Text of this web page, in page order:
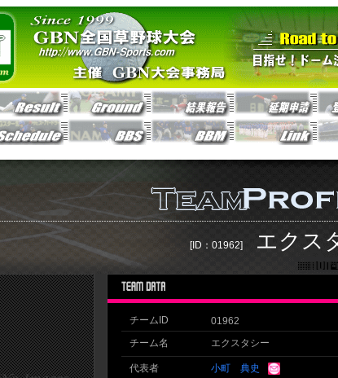
[ID：01962] エクス
チームID 01962
チーム名 エクスタシー
代表者 小町 典史